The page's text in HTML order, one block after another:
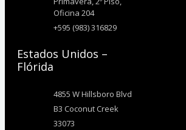
Oficina 204
+595 (983) 316829
Estados Unidos –
Flórida
4855 W Hillsboro Blvd
B3 Coconut Creek
33073